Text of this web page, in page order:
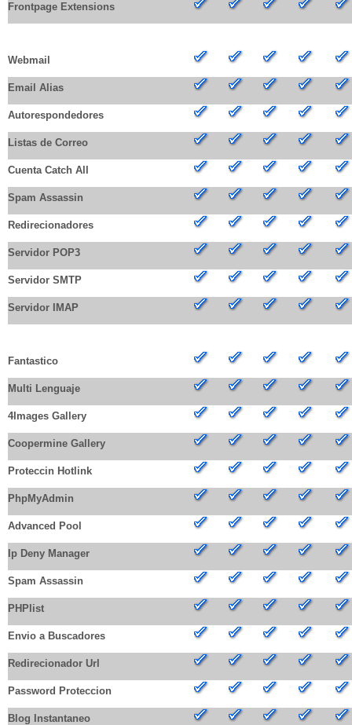
Frontpage Extensions
Webmail
Email Alias
Autorespondedores
Listas de Correo
Cuenta Catch All
Spam Assassin
Redirecionadores
Servidor POP3
Servidor SMTP
Servidor IMAP
Fantastico
Multi Lenguaje
4Images Gallery
Coopermine Gallery
Proteccin Hotlink
PhpMyAdmin
Advanced Pool
Ip Deny Manager
Spam Assassin
PHPlist
Envio a Buscadores
Redirecionador Url
Password Proteccion
Blog Instantaneo